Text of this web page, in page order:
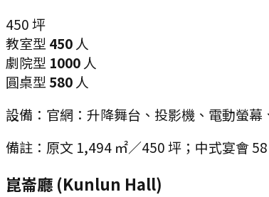
450坪
教室型 450 人
劇院型 1000 人
圓桌型 580 人
設備： 官網：升降舞台、投影機、電動螢幕
備註： 原文 1,494 ㎡／450 坪；中式宴會
崑崙廳 (Kunlun Hall)